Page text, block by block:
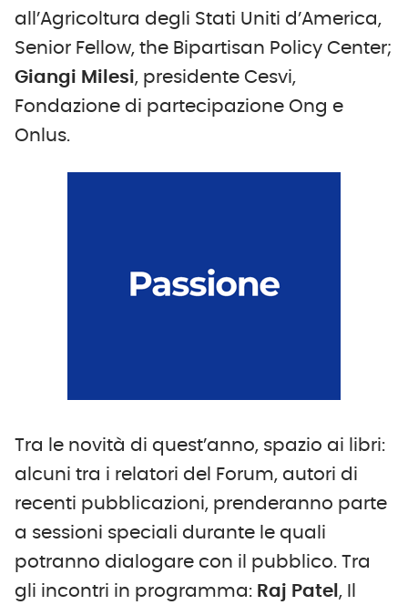
all’Agricoltura degli Stati Uniti d’America,
Senior Fellow, the Bipartisan Policy Center;
Giangi Milesi, presidente Cesvi,
Fondazione di partecipazione Ong e
Onlus.
Tra le novità di quest’anno, spazio ai libri:
alcuni tra i relatori del Forum, autori di
recenti pubblicazioni, prenderanno parte
a sessioni speciali durante le quali
potranno dialogare con il pubblico. Tra
gli incontri in programma: Raj Patel , Il